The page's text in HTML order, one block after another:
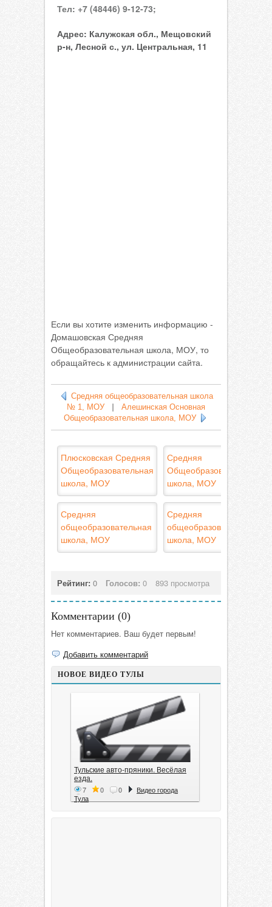
Тел: +7 (48446) 9-12-73;
Адрес: Калужская обл., Мещовский
р-н, Лесной с., ул. Центральная, 11
Если вы хотите изменить информацию -
Домашовская Средняя
Общеобразовательная школа, МОУ, то
обращайтесь к администрации сайта.
Средняя общеобразовательная школа
№ 1, МОУ
Алешинская Основная
Общеобразовательная школа, МОУ
Плюсковская Средняя
Общеобразовательная
школа, МОУ
Средняя
Общеобразовательная
школа, МОУ
Средняя
общеобразовательная
школа, МОУ
Средняя
общеобразовательная
школа, МОУ
Рейтинг: 0 Голосов: 0 893 просмотра
Комментарии (0)
Нет комментариев. Ваш будет первым!
Добавить комментарий
НОВОЕ ВИДЕО ТУЛЫ
Тульские авто-пряники. Весёлая
езда.
7 0 0
Видео города
Тула